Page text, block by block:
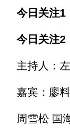
今日关注1
今日关注2
主持人：
嘉宾：廖料
周雪松 国